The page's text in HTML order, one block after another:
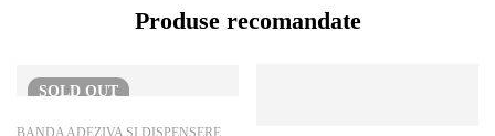
Produse recomandate
SOLD OUT